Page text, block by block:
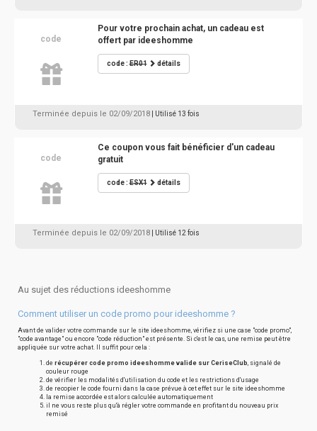
code
Pour votre prochain achat, un cadeau est
offert par ideeshomme
code :ER01 détails
Terminée depuis le 02/09/2018 | Utilisé 13 fois
code
Ce coupon vous fait bénéficier d'un cadeau
gratuit
code :ESX1 détails
Terminée depuis le 02/09/2018 | Utilisé 12 fois
Au sujet des réductions ideeshomme
Comment utiliser un code promo pour ideeshomme ?
Avant de valider votre commande sur le site ideeshomme, vérifiez si une case "code promo",
"code avantage" ou encore "code réduction" est présente. Si c'est le cas, une remise peut être
appliquée sur votre achat. Il suffit pour cela :
de récupérer code promo ideeshomme valide sur CeriseClub, signalé de
couleur rouge
de vérifier les modalités d'utilisation du code et les restrictions d'usage
de recopier le code fourni dans la case prévue à cet effet sur le site ideeshomme
la remise accordée est alors calculée automatiquement
il ne vous reste plus qu'à régler votre commande en profitant du nouveau prix
remisé